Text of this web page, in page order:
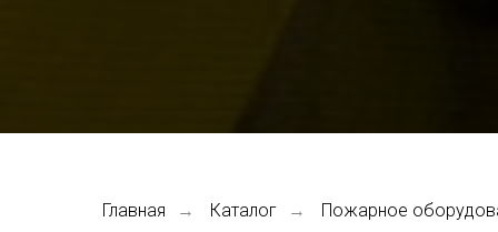
Главная → Каталог → Пожарное